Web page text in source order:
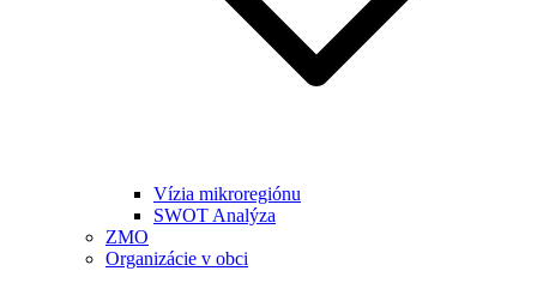
Vízia mikroregiónu
SWOT Analýza
ZMO
Organizácie v obci